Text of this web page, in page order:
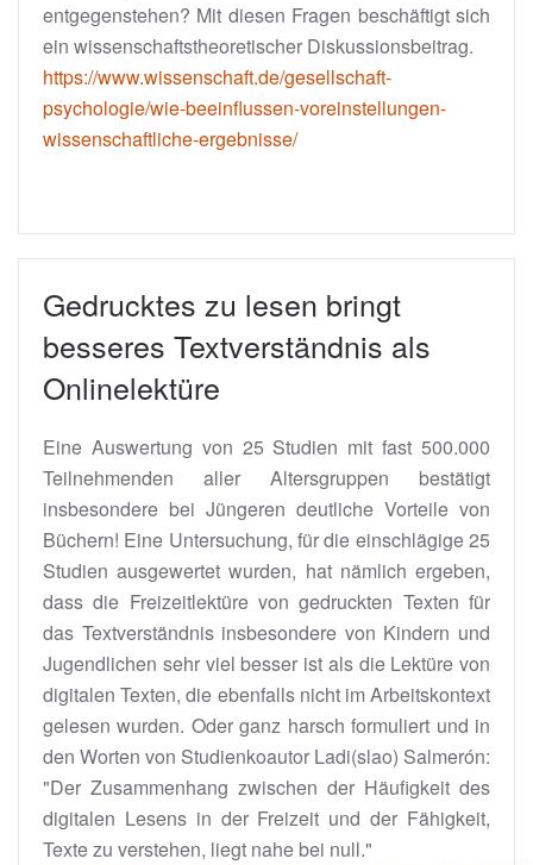
entgegenstehen? Mit diesen Fragen beschäftigt sich
ein wissenschaftstheoretischer Diskussionsbeitrag.
https://www.wissenschaft.de/gesellschaft-
psychologie/wie-beeinflussen-voreinstellungen-
wissenschaftliche-ergebnisse/
Gedrucktes zu lesen bringt
besseres Textverständnis als
Onlinelektüre
Eine Auswertung von 25 Studien mit fast 500.000
Teilnehmenden aller Altersgruppen bestätigt
insbesondere bei Jüngeren deutliche Vorteile von
Büchern! Eine Untersuchung, für die einschlägige 25
Studien ausgewertet wurden, hat nämlich ergeben,
dass die Freizeitlektüre von gedruckten Texten für
das Textverständnis insbesondere von Kindern und
Jugendlichen sehr viel besser ist als die Lektüre von
digitalen Texten, die ebenfalls nicht im Arbeitskontext
gelesen wurden. Oder ganz harsch formuliert und in
den Worten von Studienkoautor Ladi(slao) Salmerón:
"Der Zusammenhang zwischen der Häufigkeit des
digitalen Lesens in der Freizeit und der Fähigkeit,
Texte zu verstehen, liegt nahe bei null."